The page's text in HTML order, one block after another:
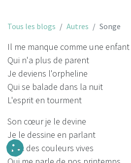
Tous les blogs Autres Songe
Il me manque comme une enfant
Qui n'a plus de parent
Je deviens l'orpheline
Qui se balade dans la nuit
L'esprit en tourment
Son cœur je le devine
Je le dessine en parlant
Avec des couleurs vives